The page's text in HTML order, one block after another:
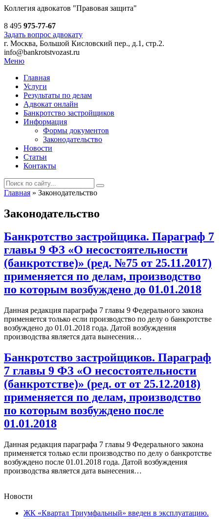
Коллегия адвокатов "Правовая защита"
8 495 975-77-67
Задать вопрос адвокату
г. Москва, Большой Кисловский пер., д.1, стр.2.
info@bankrotstvozast.ru
Меню
Главная
Услуги
Результаты по делам
Адвокат онлайн
Банкротство застройщиков
Информация
Формы документов
Законодательство
Новости
Статьи
Контакты
Главная » Законодательство
Законодательство
Банкротство застройщика. Параграф 7
главы 9 ФЗ «О несостоятельности
(банкротстве)» (ред. №75 от 25.11.2017)
применяется по делам, производство
по которым возбуждено до 01.01.2018
Данная редакция параграфа 7 главы 9 Федерального закона
применяется только если производство по делу о банкротстве
возбуждено до 01.01.2018 года. Датой возбуждения
производства является дата вынесения…
Банкротство застройщиков. Параграф
7 главы 9 ФЗ «О несостоятельности
(банкротстве)» (ред. от от 25.12.2018)
применяется по делам, производство
по которым возбуждено после
01.01.2018
Данная редакция параграфа 7 главы 9 Федерального закона
применяется только если производство по делу о банкротстве
возбуждено после 01.01.2018 года. Датой возбуждения
производства является дата вынесения…
Новости
ЖК «Квартал Триумфальный» введен в эксплуатацию.